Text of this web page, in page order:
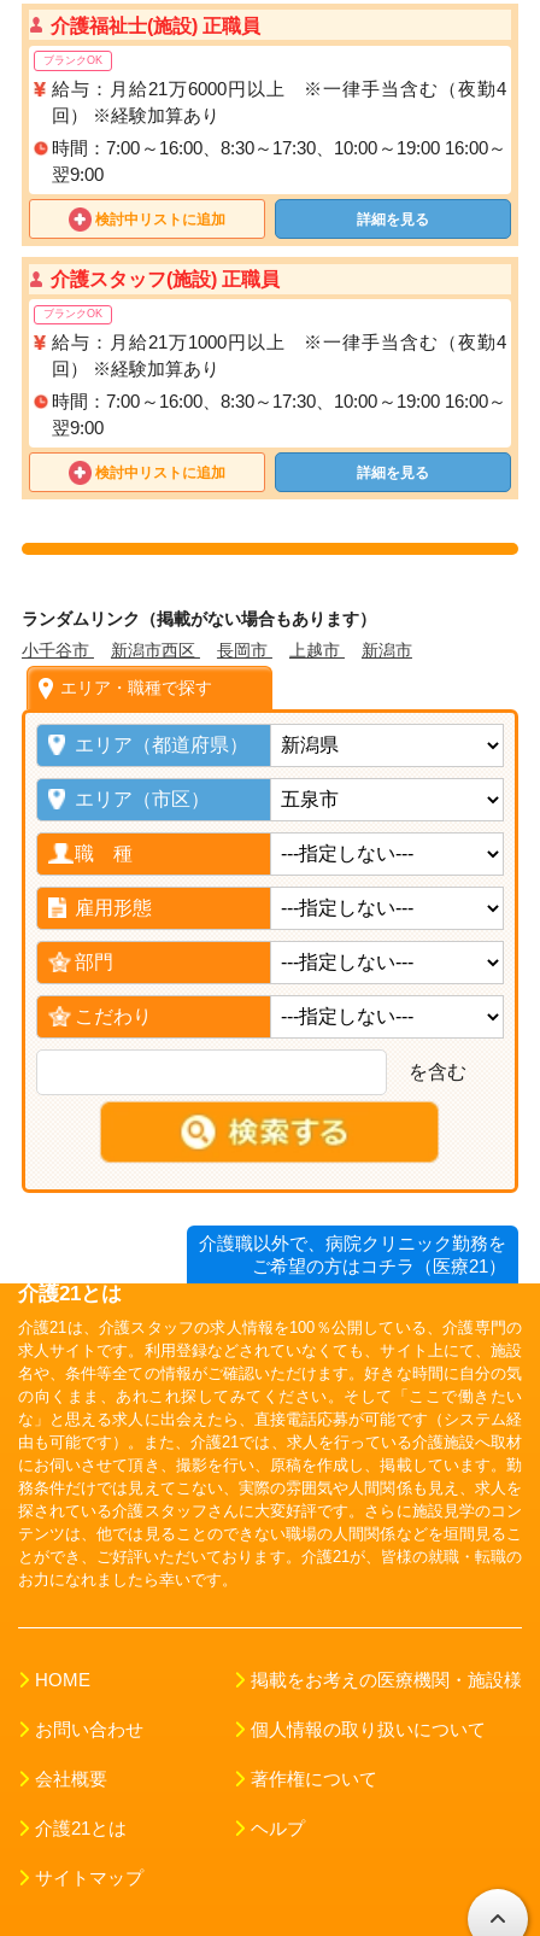
介護福祉士(施設) 正職員
ブランクOK
給与：月給21万6000円以上 ※一律手当含む（夜勤4
回） ※経験加算あり
時間：7:00～16:00、8:30～17:30、10:00～19:00 16:00～
翌9:00
検討中リストに追加 詳細を見る
介護スタッフ(施設) 正職員
ブランクOK
給与：月給21万1000円以上 ※一律手当含む（夜勤4
回） ※経験加算あり
時間：7:00～16:00、8:30～17:30、10:00～19:00 16:00～
翌9:00
検討中リストに追加 詳細を見る
ランダムリンク（掲載がない場合もあります）
小千谷市
新潟市西区 長岡市 上越市 新潟市
エリア・職種で探す
エリア（都道府県）
エリア（市区）
職 種
雇用形態
部門
こだわり
を含む
介護職以外で、病院クリニック勤務を
ご希望の方はコチラ（医療21）
介護21とは
介護21は、介護スタッフの求人情報を100％公開している、介護専門の
求人サイトです。利用登録などされていなくても、サイト上にて、施設
名や、条件等全ての情報がご確認いただけます。好きな時間に自分の気
の向くまま、あれこれ探してみてください。そして「ここで働きたい
な」と思える求人に出会えたら、直接電話応募が可能です（システム経
由も可能です）。また、介護21では、求人を行っている介護施設へ取材
にお伺いさせて頂き、撮影を行い、原稿を作成し、掲載しています。勤
務条件だけでは見えてこない、実際の雰囲気や人間関係も見え、求人を
探されている介護スタッフさんに大変好評です。さらに施設見学のコン
テンツは、他では見ることのできない職場の人間関係などを垣間見るこ
とができ、ご好評いただいております。介護21が、皆様の就職・転職の
お力になれましたら幸いです。
HOME
お問い合わせ
会社概要
介護21とは
サイトマップ
掲載をお考えの医療機関・施設様
個人情報の取り扱いについて
著作権について
ヘルプ